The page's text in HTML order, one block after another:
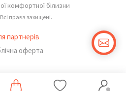
комфортної білизни
права захищені.
партнерів
оферта